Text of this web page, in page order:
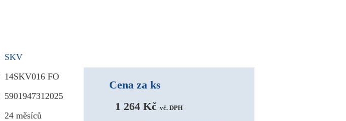
SKV
14SKV016 FO
5901947312025
24 měsíců
Cena za ks
1 264 Kč vč. DPH